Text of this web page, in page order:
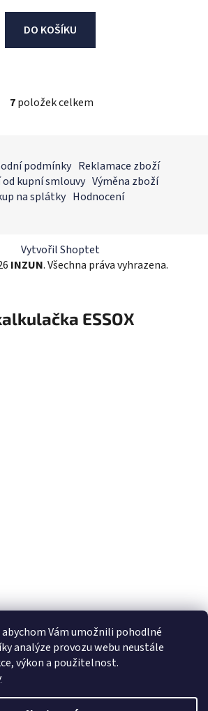
Vám umožnili pohodlné
analýze provozu webu neustále
výkon a použitelnost.
DO KOŠÍKU
O
d
a
c
r
v
v
ý
7položek celkem
podmínky Reklamace zboží
kupní smlouvy Výměna zboží
na splátky Hodnocení
Vytvořil Shoptet
INZUN. Všechna práva vyhrazena.
ESSOX